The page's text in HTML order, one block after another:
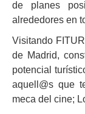
de planes
alrededores en
Visitando
de Madrid,
potencial
aquell@s que
meca del cine;